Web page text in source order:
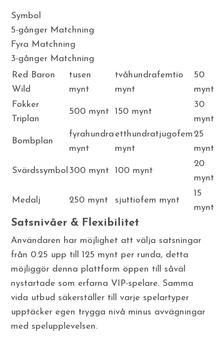
Symbol
5-gånger Matchning
Fyra Matchning
3-gånger Matchning
Red Baron
Wild
tusen
mynt
tvåhundrafemtio
mynt
50
mynt
Fokker
Triplan
500 mynt 150 mynt
30
mynt
Bombplan
fyrahundra
mynt
etthundratjugofem
mynt
25
mynt
Svärdssymbol 300 mynt 100 mynt
20
mynt
Medalj 250 mynt sjuttiofem mynt
15
mynt
Satsnivåer & Flexibilitet
Användaren har möjlighet att välja satsningar
från 0.25 upp till 125 mynt per runda, detta
möjliggör denna plattform öppen till såväl
nystartade som erfarna VIP-spelare. Samma
vida utbud säkerställer till varje spelartyper
upptäcker egen trygga nivå minus avvägningar
med spelupplevelsen.